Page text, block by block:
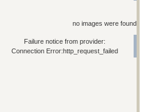
no images were found
Failure notice from provider:
Connection Error:http_request_failed